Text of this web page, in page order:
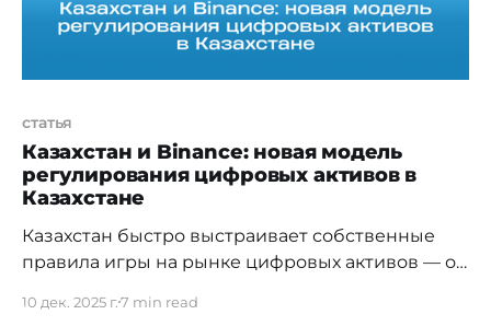
статья
Казахстан и Binance: новая модель
регулирования цифровых активов в
Казахстане
Казахстан быстро выстраивает собственные
правила игры на рынке цифровых активов — от
интеграции с международными платформами.
10 дек. 2025 г.7 min read